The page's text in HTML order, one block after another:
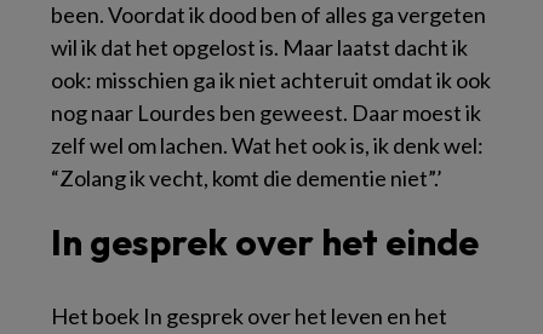
been. Voordat ik dood ben of alles ga vergeten
wil ik dat het opgelost is. Maar laatst dacht ik
ook: misschien ga ik niet achteruit omdat ik ook
nog naar Lourdes ben geweest. Daar moest ik
zelf wel om lachen. Wat het ook is, ik denk wel:
“Zolang ik vecht, komt die dementie niet”.’
In gesprek over het einde
Het boek In gesprek over het leven en het